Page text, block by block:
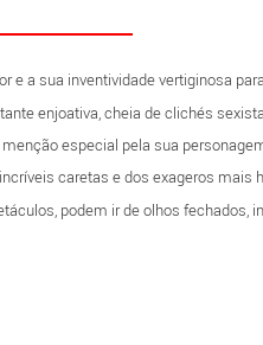
e a sua inventividade vertiginosa
enjoativa, cheia de clichés
especial pela sua
caretas e dos exageros mais
podem ir de olhos fechados,